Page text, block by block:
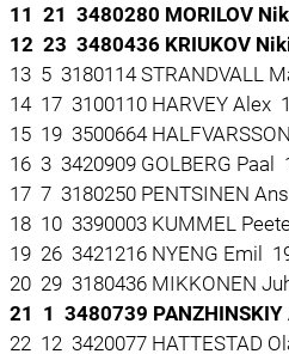
11 21 3480280 MORILOV
12 23 3480436 KRIUKOV
13 5 3180114 STRANDVALL
14 17 3100110 HARVEY Alex
15 19 3500664
16 3 3420909 GOLBERG Paal
17 7 3180250 PENTSINEN
18 10 3390003 KUMMEL
19 26 3421216 NYENG Emil
20 29 3180436 MIKKONEN
21 1 3480739
22 12 3420077 HATTESTAD